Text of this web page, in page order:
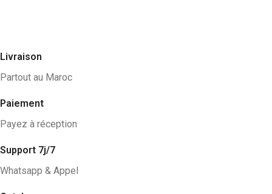
Livraison
Partout au Maroc
Paiement
Payez à réception
Support 7j/7
Whatsapp & Appel